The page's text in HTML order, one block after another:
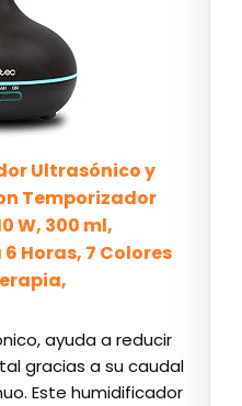
Ultrasónico y
Temporizador
W, 300 ml,
Horas, 7 Colores
ayuda a reducir
gracias a su caudal
Este humidificador